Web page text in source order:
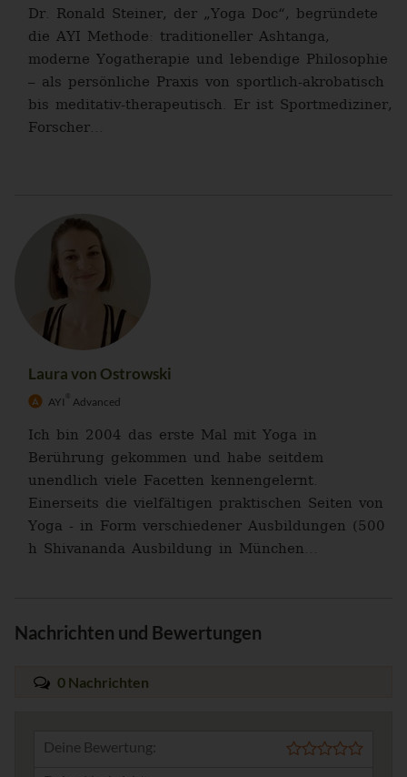
Dr. Ronald Steiner, der „Yoga Doc“, begründete
die AYI Methode: traditioneller Ashtanga,
moderne Yogatherapie und lebendige Philosophie
– als persönliche Praxis von sportlich-akrobatisch
bis meditativ-therapeutisch. Er ist Sportmediziner,
Forscher...
Laura von Ostrowski
AYI ® Advanced
Ich bin 2004 das erste Mal mit Yoga in
Berührung gekommen und habe seitdem
unendlich viele Facetten kennengelernt.
Einerseits die vielfältigen praktischen Seiten von
Yoga - in Form verschiedener Ausbildungen (500
h Shivananda Ausbildung in München...
Nachrichten und Bewertungen
0 Nachrichten
Deine Bewertung: